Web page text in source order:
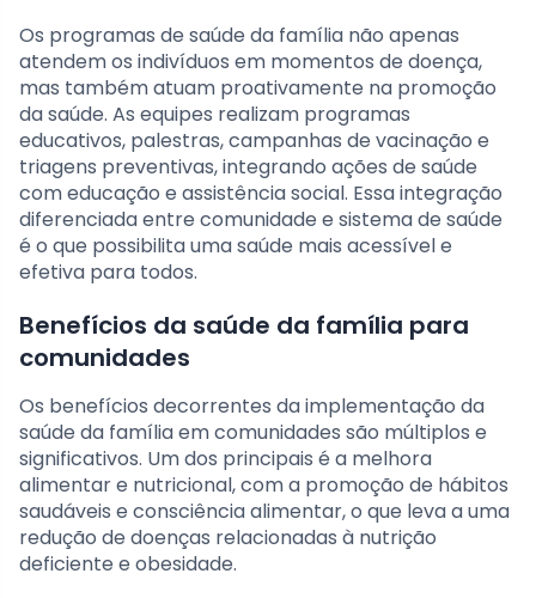
Os programas de saúde da família não apenas
atendem os indivíduos em momentos de doença,
mas também atuam proativamente na promoção
da saúde. As equipes realizam programas
educativos, palestras, campanhas de vacinação e
triagens preventivas, integrando ações de saúde
com educação e assistência social. Essa integração
diferenciada entre comunidade e sistema de saúde
é o que possibilita uma saúde mais acessível e
efetiva para todos.
Benefícios da saúde da família para
comunidades
Os benefícios decorrentes da implementação da
saúde da família em comunidades são múltiplos e
significativos. Um dos principais é a melhora
alimentar e nutricional, com a promoção de hábitos
saudáveis e consciência alimentar, o que leva a uma
redução de doenças relacionadas à nutrição
deficiente e obesidade.